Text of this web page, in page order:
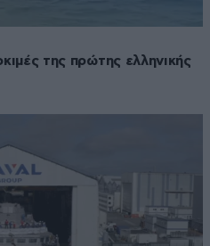
της πρώτης ελληνικής